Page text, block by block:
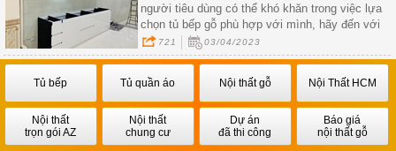
người tiêu dùng có thể khó khăn trong việc lựa
chọn tủ bếp gỗ phù hợp với mình, hãy đến với
mộc vũng tàu để mang khảo ngay những kiểu
dáng và phong cách của riêng mình
721 03/04/2023
Tủ bếp Tủ quần áo Nội thất gỗ Nội Thất HCM
Nội thất
trọn gói AZ
Nội thất
chung cư
Dự án
đã thi công
Báo giá
nội thất gỗ